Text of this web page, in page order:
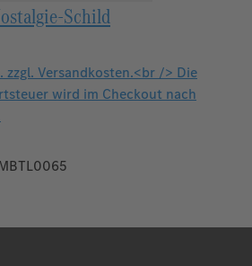
Schild
zzgl. Versandkosten.<br /> Die
wird im Checkout nach